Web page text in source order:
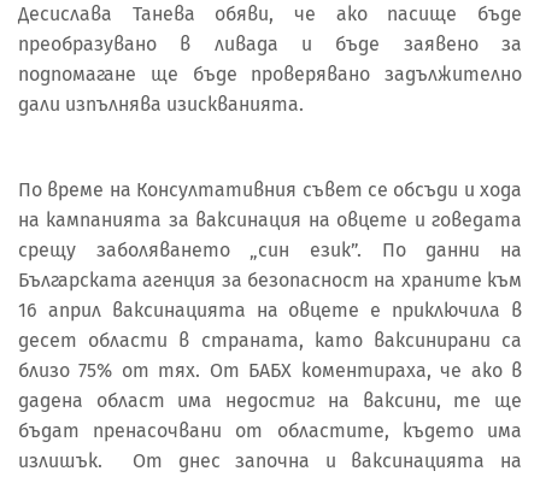
Десислава Танева обяви, че ако пасище бъде
преобразувано в ливада и бъде заявено за
подпомагане ще бъде проверявано задължително
дали изпълнява изискванията.
По време на Консултативния съвет се обсъди и хода
на кампанията за ваксинация на овцете и говедата
срещу заболяването „син език”. По данни на
Българската агенция за безопасност на храните към
16 април ваксинацията на овцете е приключила в
десет области в страната, като ваксинирани са
близо 75% от тях. От БАБХ коментираха, че ако в
дадена област има недостиг на ваксини, те ще
бъдат пренасочвани от областите, където има
излишък. От днес започна и ваксинацията на